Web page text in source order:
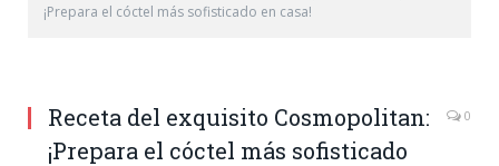
¡Prepara el cóctel más sofisticado en casa!
Receta del exquisito Cosmopolitan:
¡Prepara el cóctel más sofisticado
0